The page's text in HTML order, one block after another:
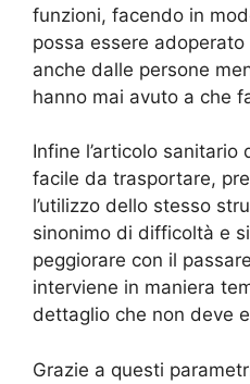
funzioni, facendo in
possa essere
anche dalle persone
hanno mai avuto a che
Infine l’articolo sanitario
facile da trasportare,
l’utilizzo dello stesso
sinonimo di difficoltà e
peggiorare con il
interviene in maniera
dettaglio che non deve
Grazie a questi